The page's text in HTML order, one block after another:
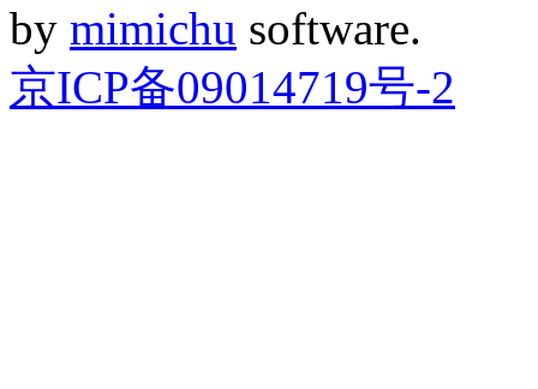
by mimichu software.
京ICP备09014719号-2